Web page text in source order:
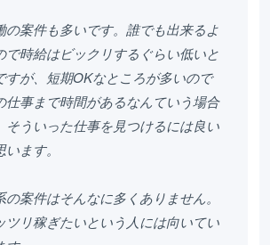
の案件も多いです。誰でも出来るよ
で時給はビックリするぐらい低いと
すが、短期OKなところが多いので
仕事まで時間があるなんていう場合
そういった仕事を見つけるには良い
ます。
の案件はそんなに多くありません。
ツリ稼ぎたいという人には向いてい